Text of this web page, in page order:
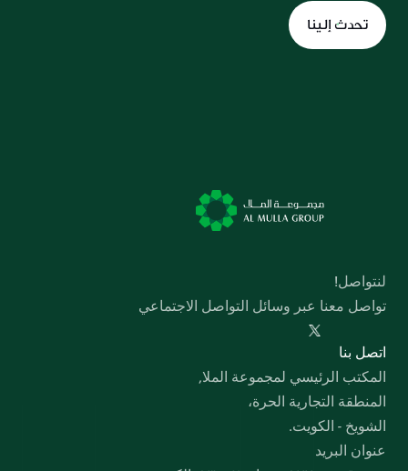
تحدث إلينا
لنتواصل!
تواصل معنا عبر وسائل التواصل الاجتماعي
  اﺗﺼﻞ ﺑﻨﺎ
المكتب الرئيسي لمجموعة الملا,
المنطقة التجارية الحرة،
الشويخ - الكويت.
عنوان البريد